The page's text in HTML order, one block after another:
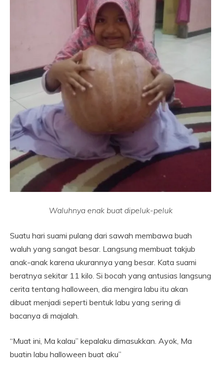
Waluhnya enak buat dipeluk-peluk
Suatu hari suami pulang dari sawah membawa buah
waluh yang sangat besar. Langsung membuat takjub
anak-anak karena ukurannya yang besar. Kata suami
beratnya sekitar 11 kilo. Si bocah yang antusias langsung
cerita tentang halloween, dia mengira labu itu akan
dibuat menjadi seperti bentuk labu yang sering di
bacanya di majalah.
“Muat ini, Ma kalau” kepalaku dimasukkan. Ayok, Ma
buatin labu halloween buat aku”